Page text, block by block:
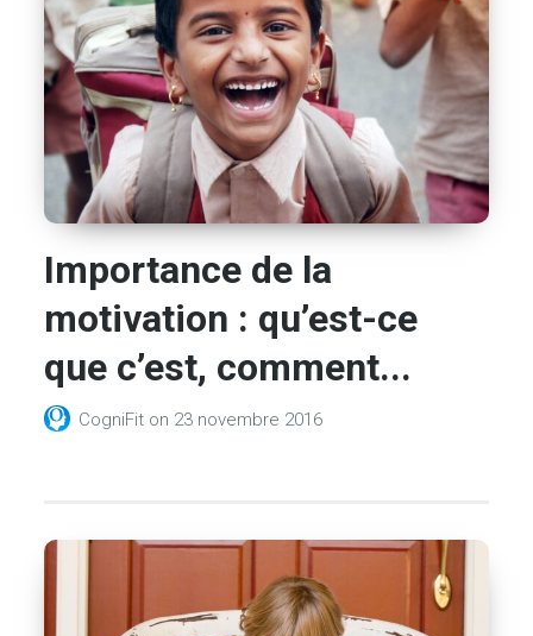
Importance de la
motivation : qu’est-ce
que c’est, comment...
CogniFit on 23 novembre 2016